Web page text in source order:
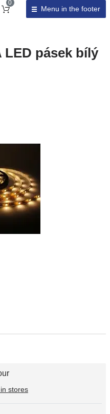
Cart total
0
Menu in the footer
LED pásek bílý
stores